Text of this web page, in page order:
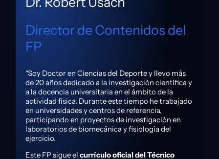
Director de Contenidos del
FP
“Soy Doctor en Ciencias del Deporte y llevo más
de 20 años dedicado a la investigación científica y
a la docencia universitaria en el ámbito de la
actividad física. Durante este tiempo he trabajado
en universidades y centros de referencia,
participando en proyectos de investigación en
laboratorios de biomecánica y fisiología del
ejercicio.
Este FP sigue el currículo oficial del Técnico